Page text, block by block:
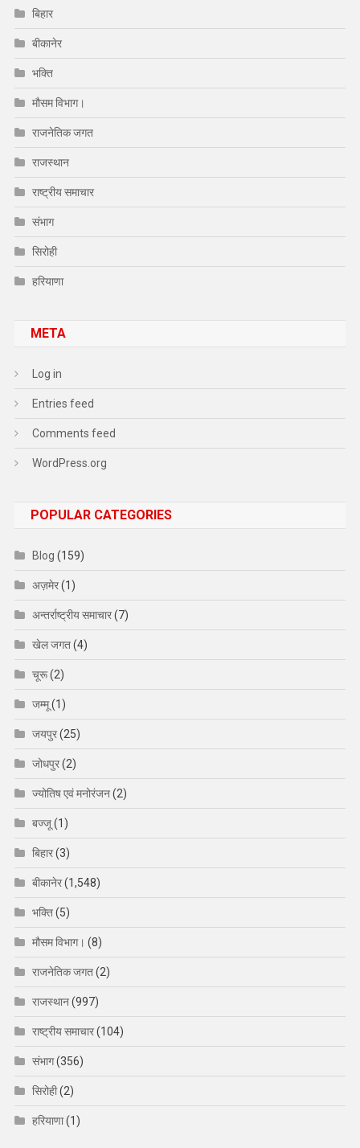
बिहार
बीकानेर
भक्ति
मौसम विभाग।
राजनेतिक जगत
राजस्थान
राष्ट्रीय समाचार
संभाग
सिरोही
हरियाणा
META
Log in
Entries feed
Comments feed
WordPress.org
POPULAR CATEGORIES
Blog (159)
अज़मेर(1)
अन्तर्राष्ट्रीय समाचार(7)
खेल जगत(4)
चूरू(2)
जम्मू(1)
जयपुर(25)
जोधपुर(2)
ज्योतिष एवं मनोरंजन(2)
बज्जू(1)
बिहार(3)
बीकानेर(1,548)
भक्ति(5)
मौसम विभाग। (8)
राजनेतिक जगत(2)
राजस्थान(997)
राष्ट्रीय समाचार(104)
संभाग(356)
सिरोही(2)
हरियाणा(1)